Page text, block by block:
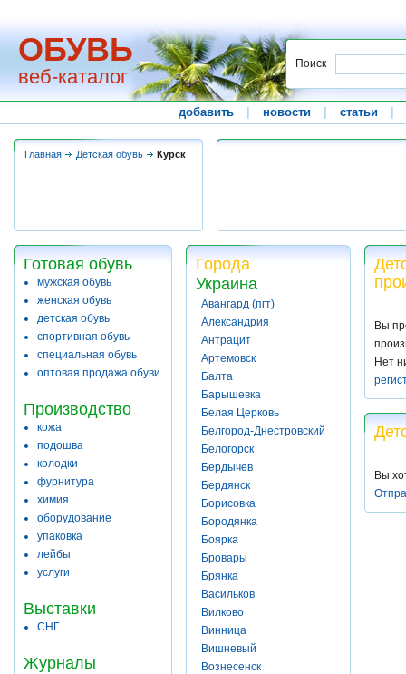
ОБУВЬ
веб-каталог
Поиск
добавить новости статьи
Главная Детская обувь Курск
Готовая обувь
мужская обувь
женская обувь
детская обувь
спортивная обувь
специальная обувь
оптовая продажа обуви
Производство
кожа
подошва
колодки
фурнитура
химия
оборудование
упаковка
лейбы
услуги
Выставки
СНГ
Журналы
Города
Украина
Авангард (пгт)
Александрия
Антрацит
Артемовск
Балта
Барышевка
Белая Церковь
Белгород-Днестровский
Белогорск
Бердычев
Бердянск
Борисовка
Бородянка
Боярка
Бровары
Брянка
Васильков
Вилково
Винница
Вишневый
Вознесенск
Вы
Нет
Вы